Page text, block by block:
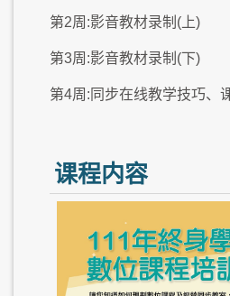
第2周:影音教材录制(上)
第3周:影音教材录制(下)
第4周:同步在线教学技巧、
课程内容